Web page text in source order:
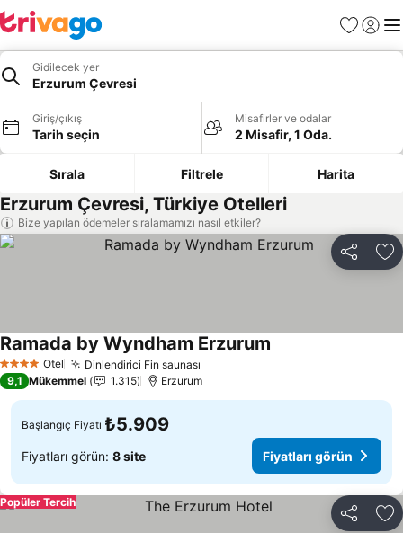
Favoriler
Giriş
Gidilecek yer
Erzurum Çevresi
Giriş/çıkış
Tarih seçin
Misafirler ve odalar
2 Misafir, 1 Oda.
Sırala Filtrele Harita
Erzurum Çevresi, Türkiye Otelleri
Bize yapılan ödemeler sıralamamızı nasıl etkiler?
Paylaş
4 Yıldız Otel Dinlendirici Fin saunası
Ramada by Wyndham Erzurum
9,1 Mükemmel 1.315 Erzurum
Başlangıç Fiyatı ₺5.909
Fiyatları görün: 8 site Fiyatları görün
Paylaş
Popüler Tercih